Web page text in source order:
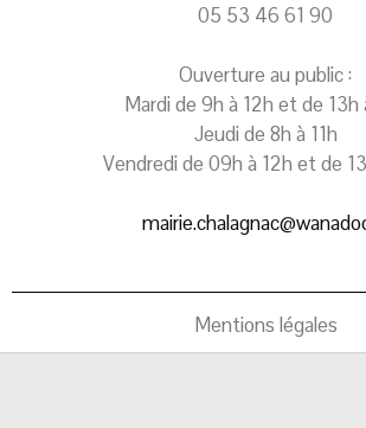
05 53 46 61 90
Ouverture au public :
Mardi de 9h à 12h et de 13h
Jeudi de 8h à 11h
Vendredi de 09h à 12h et de
Mentions légales